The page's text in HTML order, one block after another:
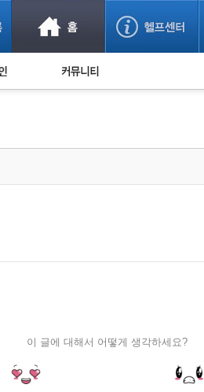
사기 예방했어요!
이 글에 대해서 어떻게 생각하세요?